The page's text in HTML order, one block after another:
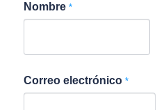
Nombre *
Correo electrónico *